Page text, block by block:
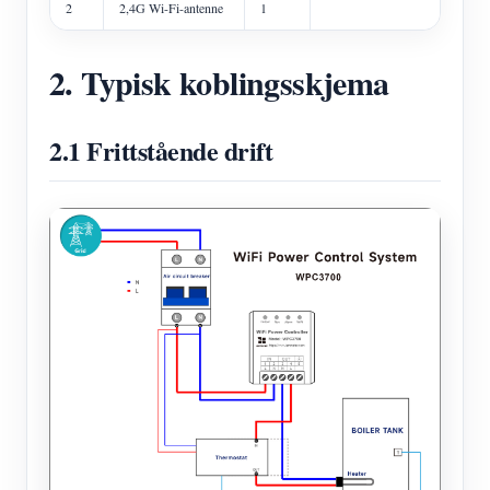
2 2,4G Wi-Fi-antenne 1
2. Typisk koblingsskjema
2.1 Frittstående drift